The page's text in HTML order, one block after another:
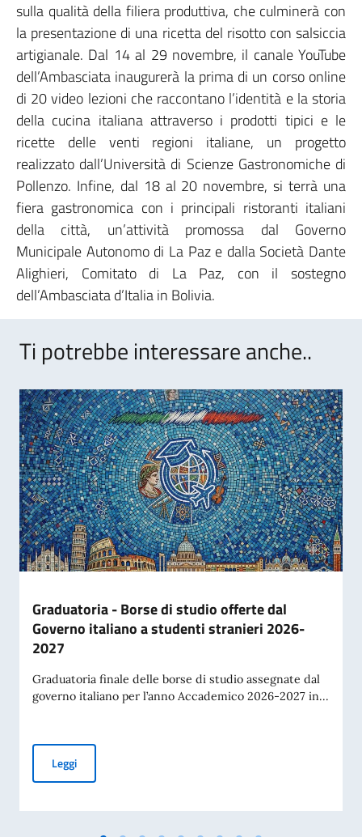
sulla qualità della filiera produttiva, che culminerà con
la presentazione di una ricetta del risotto con salsiccia
artigianale. Dal 14 al 29 novembre, il canale YouTube
dell’Ambasciata inaugurerà la prima di un corso online
di 20 video lezioni che raccontano l’identità e la storia
della cucina italiana attraverso i prodotti tipici e le
ricette delle venti regioni italiane, un progetto
realizzato dall’Università di Scienze Gastronomiche di
Pollenzo. Infine, dal 18 al 20 novembre, si terrà una
fiera gastronomica con i principali ristoranti italiani
della città, un’attività promossa dal Governo
Municipale Autonomo di La Paz e dalla Società Dante
Alighieri, Comitato di La Paz, con il sostegno
dell’Ambasciata d’Italia in Bolivia.
Ti potrebbe interessare anche..
Graduatoria - Borse di studio offerte dal
Governo italiano a studenti stranieri 2026-
2027
Graduatoria finale delle borse di studio assegnate dal
governo italiano per l’anno Accademico 2026-2027 in...
LeggiGraduatoria - Borse di studio offerte dal Governo italiano